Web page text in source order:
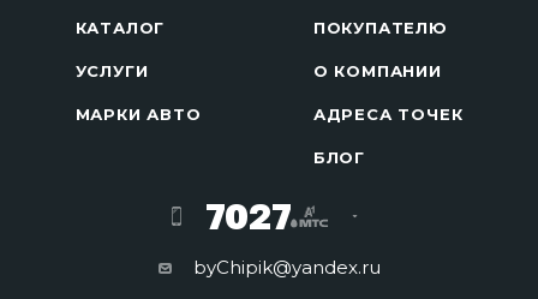
КАТАЛОГ
УСЛУГИ
МАРКИ АВТО
ПОКУПАТЕЛЮ
О КОМПАНИИ
АДРЕСА ТОЧЕК
БЛОГ
7027
byChipik@yandex.ru